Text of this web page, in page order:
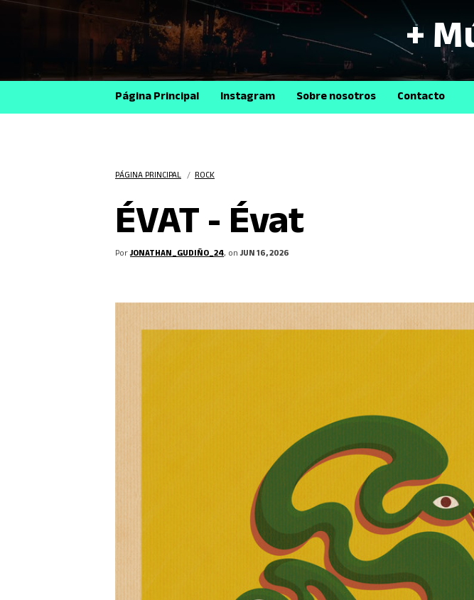
+
Página Principal Instagram Sobre nosotros Contacto
PÁGINA PRINCIPAL / ROCK
ÉVAT - Évat
PorJONATHAN_GUDIÑO_24, onJUN 16, 2026